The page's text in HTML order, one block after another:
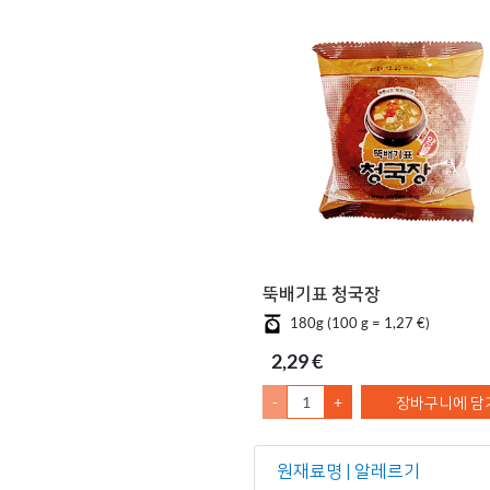
뚝배기표 청국장
180g (100 g = 1,27 €)
2,29 €
- + 장바구니에 담
원재료명 | 알레르기